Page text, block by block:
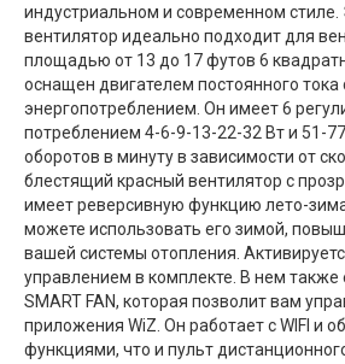
индустриальном и современном стиле.
вентилятор идеально подходит для
площадью от 13 до 17 футов 6
оснащен двигателем постоянного тока
энергопотреблением. Он имеет 6
потреблением 4-6-9-13-22-32 Вт и 51-
оборотов в минуту в зависимости от
блестящий красный вентилятор с
имеет реверсивную функцию лето-
можете использовать его зимой,
вашей системы отопления.
управлением в комплекте. В нем также
SMART FAN, которая позволит вам
приложения WiZ. Он работает с WIFI и
функциями, что и пульт